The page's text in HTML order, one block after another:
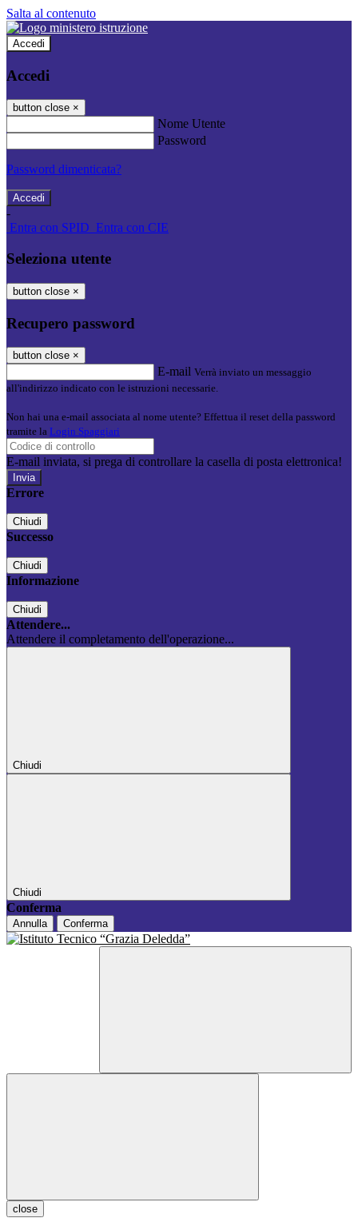
Salta al contenuto
Accedi
Accedi
button close ×
Nome Utente
Password
Password dimenticata?
-
Entra con SPID Entra con CIE
Seleziona utente
button close ×
Recupero password
button close ×
E-mail Verrà inviato un messaggio
all'indirizzo indicato con le istruzioni necessarie.
Non hai una e-mail associata al nome utente? Effettua il reset della password
tramite la Login Spaggiari
E-mail inviata, si prega di controllare la casella di posta elettronica!
Errore
Chiudi
Successo
Chiudi
Informazione
Chiudi
Attendere...
Attendere il completamento dell'operazione...
Chiudi
Chiudi
Conferma
Annulla Conferma
close